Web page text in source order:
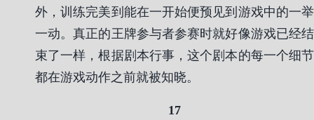
外，训练完美到能在一开始便预见到游戏中的一举
一动。真正的王牌参与者参赛时就好像游戏已经结
束了一样，根据剧本行事，这个剧本的每一个细节
都在游戏动作之前就被知晓。
17